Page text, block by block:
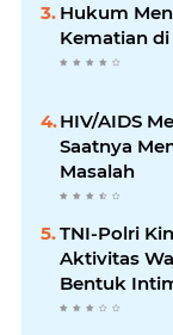
Hukum
Kematian
HIV/AIDS
Saatnya
Masalah
TNI-Polri
Aktivitas
Bentuk
Menekan